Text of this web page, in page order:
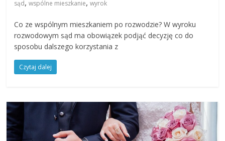
sąd,wspólne mieszkanie,wyrok
Co ze wspólnym mieszkaniem po rozwodzie? W wyroku
rozwodowym sąd ma obowiązek podjąć decyzję co do
sposobu dalszego korzystania z
Czytaj dalej